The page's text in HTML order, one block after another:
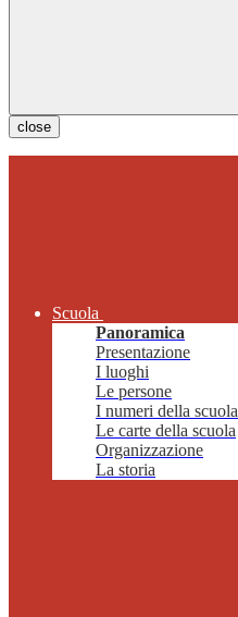
close
Scuola
Panoramica
Presentazione
I luoghi
Le persone
I numeri della scuola
Le carte della scuola
Organizzazione
La storia